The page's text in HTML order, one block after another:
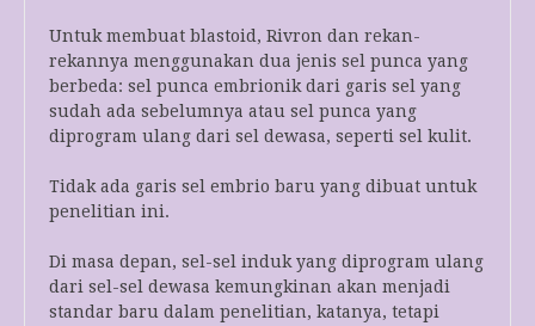
Untuk membuat blastoid, Rivron dan rekan-
rekannya menggunakan dua jenis sel punca yang
berbeda: sel punca embrionik dari garis sel yang
sudah ada sebelumnya atau sel punca yang
diprogram ulang dari sel dewasa, seperti sel kulit.
Tidak ada garis sel embrio baru yang dibuat untuk
penelitian ini.
Di masa depan, sel-sel induk yang diprogram ulang
dari sel-sel dewasa kemungkinan akan menjadi
standar baru dalam penelitian, katanya, tetapi